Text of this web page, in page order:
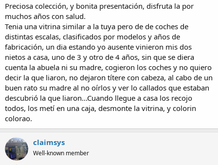
Preciosa colección, y bonita presentación, disfruta la por
muchos años con salud.
Tenia una vitrina similar a la tuya pero de de coches de
distintas escalas, clasificados por modelos y años de
fabricación, un dia estando yo ausente vinieron mis dos
nietos a casa, uno de 3 y otro de 4 años, sin que se diera
cuenta la abuela ni su madre, cogieron los coches y no quiero
decir la que liaron, no dejaron títere con cabeza, al cabo de un
buen rato su madre al no oírlos y ver lo callados que estaban
descubrió la que liaron...Cuando llegue a casa los recojo
todos, los metí en una caja, desmonte la vitrina, y colorin
colorao.
claimsys
Well-known member